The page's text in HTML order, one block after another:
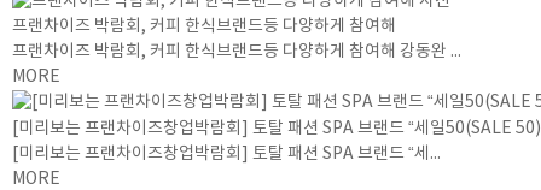
프랜차이즈 박람회, 커피 한식브랜드등 다양하게 참여해
프랜차이즈 박람회, 커피 한식브랜드등 다양하게 참여해 강동완 ...
MORE
[미리보는 프랜차이즈창업박람회] 토탈 패션 SPA 브랜드 “세일50(SALE
[미리보는 프랜차이즈창업박람회] 토탈 패션 SPA 브랜드 “세...
MORE